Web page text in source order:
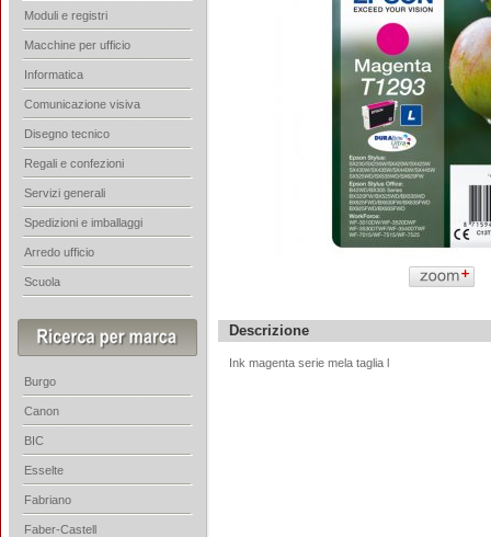
Descrizione
Ink magenta serie mela taglia l
Moduli e registri
Macchine per ufficio
Informatica
Comunicazione visiva
Disegno tecnico
Regali e confezioni
Servizi generali
Spedizioni e imballaggi
Arredo ufficio
Scuola
Burgo
Canon
BIC
Esselte
Fabriano
Faber-Castell